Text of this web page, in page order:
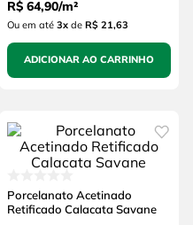
R$ 64,90/m²
Ou em até 3xde R$ 21,63
ADICIONAR AO CARRINHO
Porcelanato Acetinado
Retificado Calacata Savane